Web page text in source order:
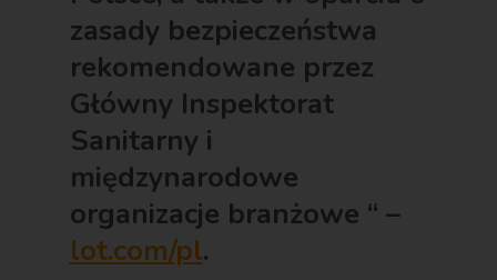
zasady bezpieczeństwa
rekomendowane przez
Główny Inspektorat
Sanitarny i
międzynarodowe
organizacje branżowe “ –
lot.com/pl.